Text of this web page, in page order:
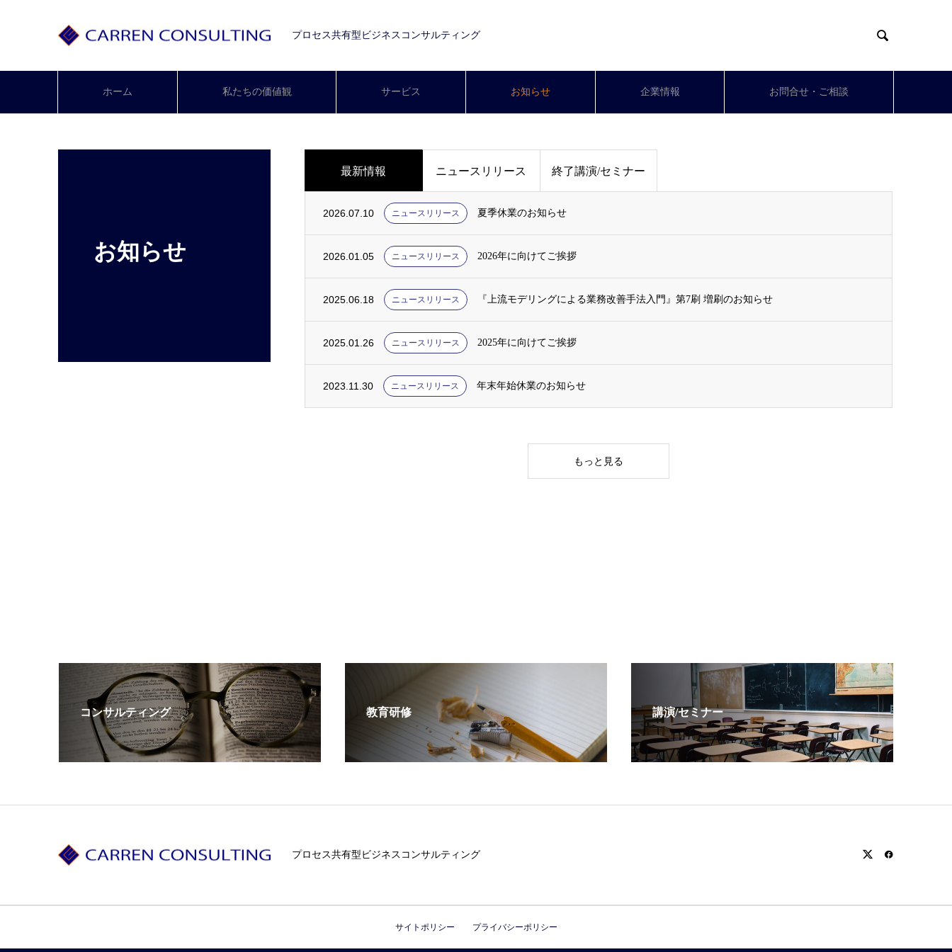
プロセス共有型ビジネスコンサルティング 
ホーム 私たちの価値観 サービス お知らせ 企業情報 お問合せ・ご相談
お知らせ
最新情報 ニュースリリース 終了講演/セミナー
2026.07.10 ニュースリリース 夏季休業のお知らせ
2026.01.05 ニュースリリース 2026年に向けてご挨拶
2025.06.18 ニュースリリース 『上流モデリングによる業務改善手法入門』第7刷 増刷のお知らせ
2025.01.26 ニュースリリース 2025年に向けてご挨拶
2023.11.30 ニュースリリース 年末年始休業のお知らせ
もっと見る
コンサルティング 教育研修 講演/セミナー
プロセス共有型ビジネスコンサルティング
サイトポリシー プライバシーポリシー